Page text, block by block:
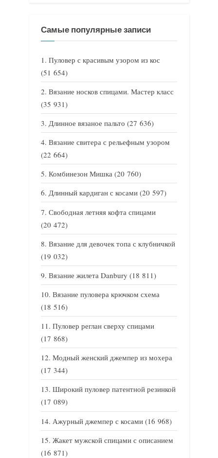
Самые популярные записи
Пуловер с красивым узором из кос
(51 654)
Вязание носков спицами. Мастер класс
(35 931)
Длинное вязаное пальто (27 636)
Вязание свитера с рельефным узором
(22 664)
Комбинезон Мишка (20 760)
Длинный кардиган с косами (20 597)
Свободная летняя кофта спицами
(20 472)
Вязание для девочек топа с клубничкой
(19 032)
Вязание жилета Danbury (18 811)
Вязание пуловера крючком схема
(18 516)
Пуловер реглан сверху спицами
(17 868)
Модный женский джемпер из мохера
(17 344)
Широкий пуловер патентной резинкой
(17 089)
Ажурный джемпер с косами (16 968)
Жакет мужской спицами с описанием
(16 871)